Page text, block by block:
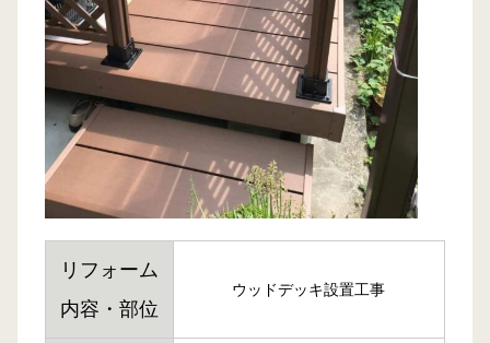
リフォーム
内容・部位
ウッドデッキ設置工事